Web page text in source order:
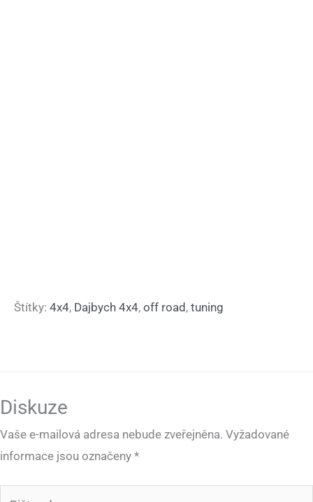
Štítky: 4x4, Dajbych 4x4, off road, tuning
Diskuze
Vaše e-mailová adresa nebude zveřejněna. Vyžadované
informace jsou označeny *